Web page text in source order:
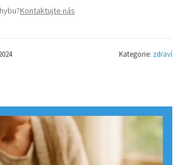
Kontaktujte nás
Kategorie: zdraví